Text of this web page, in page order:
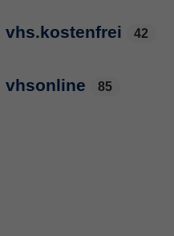
vhs.kostenfrei 42
vhsonline 85